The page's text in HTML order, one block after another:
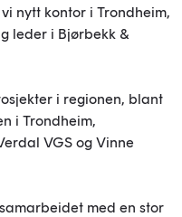
nytt kontor i Trondheim,
leder i Bjørbekk &
i regionen, blant
i Trondheim,
VGS og Vinne
med en stor